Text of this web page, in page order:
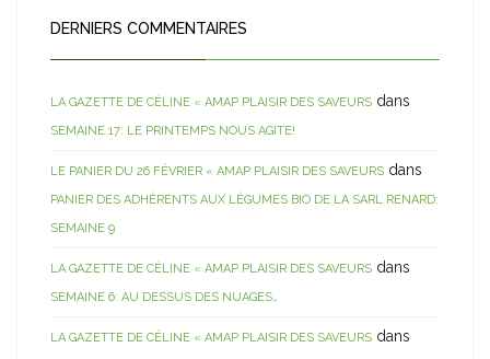
DERNIERS COMMENTAIRES
LA GAZETTE DE CÉLINE « AMAP PLAISIR DES SAVEURS dans
SEMAINE 17: LE PRINTEMPS NOUS AGITE!
LE PANIER DU 26 FÉVRIER « AMAP PLAISIR DES SAVEURS dans
PANIER DES ADHÉRENTS AUX LÉGUMES BIO DE LA SARL RENARD:
SEMAINE 9
LA GAZETTE DE CÉLINE « AMAP PLAISIR DES SAVEURS dans
SEMAINE 6: AU DESSUS DES NUAGES…
LA GAZETTE DE CÉLINE « AMAP PLAISIR DES SAVEURS dans